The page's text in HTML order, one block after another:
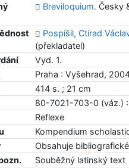
Breviloquium. Česky
Pospíšil, Ctirad
(překladatel)
Vyd. 1.
Praha : Vyšehrad,
414 s. ; 21 cm
80-7021-703-0 (váz.)
Reflexe
Kompendium
Obsahuje
Souběžný latinský text